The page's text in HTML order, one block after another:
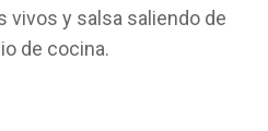
vivos y salsa saliendo de
de cocina.